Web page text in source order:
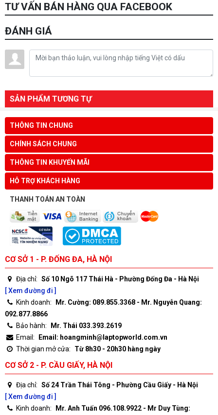
TƯ VẤN BÁN HÀNG QUA FACEBOOK
ĐÁNH GIÁ
SẢN PHẨM TƯƠNG TỰ
THÔNG TIN CHUNG
CHÍNH SÁCH CHUNG
THÔNG TIN KHUYẾN MÃI
HỖ TRỢ KHÁCH HÀNG
THANH TOÁN AN TOÀN
CƠ SỞ 1 - P. ĐỐNG ĐA, HÀ NỘI
Địa chỉ: Số 10 Ngõ 117 Thái Hà - Phường Đống Đa - Hà Nội
[ Xem đường đi ]
Kinh doanh:
Mr. Cường: 089.855.3368 - Mr. Nguyễn Quang:
092.877.8866
Bảo hành:
Mr. Thái 033.393.2619
Email:
Email: hoangminh@laptopworld.com.vn
Thời gian mở cửa:
Từ 8h30 - 20h30 hàng ngày
CƠ SỞ 2 - P. CẦU GIẤY, HÀ NỘI
Địa chỉ: Số 24 Trần Thái Tông - Phường Cầu Giấy - Hà Nội
[ Xem đường đi ]
Kinh doanh:
Mr. Anh Tuấn 096.108.9922 - Mr Duy Tùng: